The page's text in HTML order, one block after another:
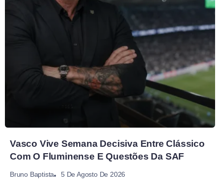
Vasco Vive Semana Decisiva Entre Clássico
Com O Fluminense E Questões Da SAF
Bruno Baptista 5 De Agosto De 2026